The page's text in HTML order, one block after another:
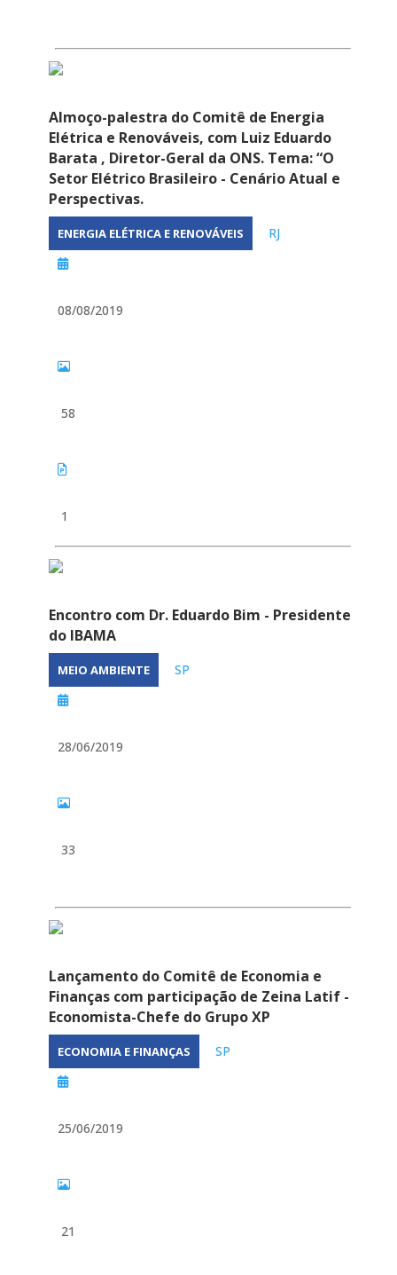
Almoço-palestra do Comitê de Energia
Elétrica e Renováveis, com Luiz Eduardo
Barata , Diretor-Geral da ONS. Tema: “O
Setor Elétrico Brasileiro - Cenário Atual e
Perspectivas.
ENERGIA ELÉTRICA E RENOVÁVEIS RJ
08/08/2019
58
1
Encontro com Dr. Eduardo Bim - Presidente
do IBAMA
MEIO AMBIENTE SP
28/06/2019
33
Lançamento do Comitê de Economia e
Finanças com participação de Zeina Latif -
Economista-Chefe do Grupo XP
ECONOMIA E FINANÇAS SP
25/06/2019
21